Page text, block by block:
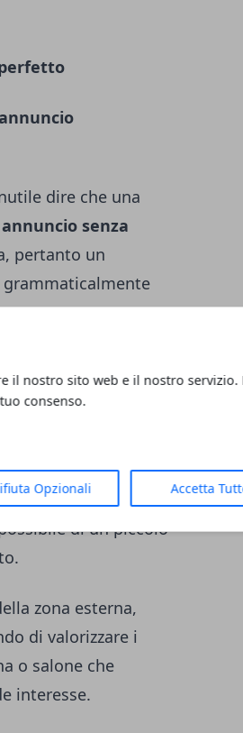
il nostro sito web e il nostro servizio.
consenso.
Opzionali Accetta
dire che una
senza
pertanto un
sono le
da acquistare non
alta qualitàe
Più foto ci sono
di un piccolo
zona esterna,
di valorizzare i
o salone che
interesse.